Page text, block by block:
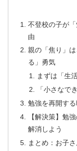
不登校の子が
由
親の「焦り」
る」勇気
まずは「生
「小さなで
勉強を再開す
【解決策】勉
解消しよう
まとめ：お子